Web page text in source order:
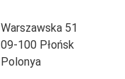
Warszawska 51
09-100 Płońsk
Polonya